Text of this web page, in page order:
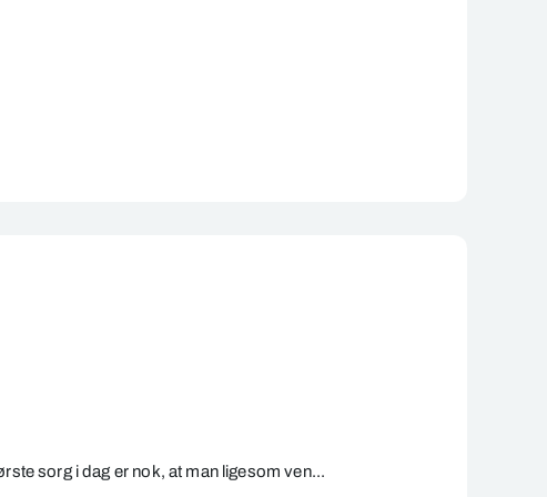
sorg i dag er nok, at man ligesom ven...